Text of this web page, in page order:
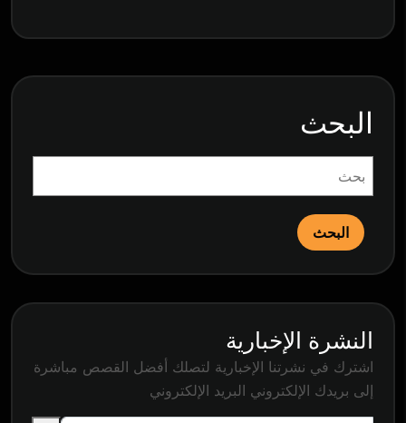
البحث
البحث
النشرة الإخبارية
اشترك في نشرتنا الإخبارية لتصلك أفضل القصص مباشرة
إلى بريدك الإلكتروني البريد الإلكتروني